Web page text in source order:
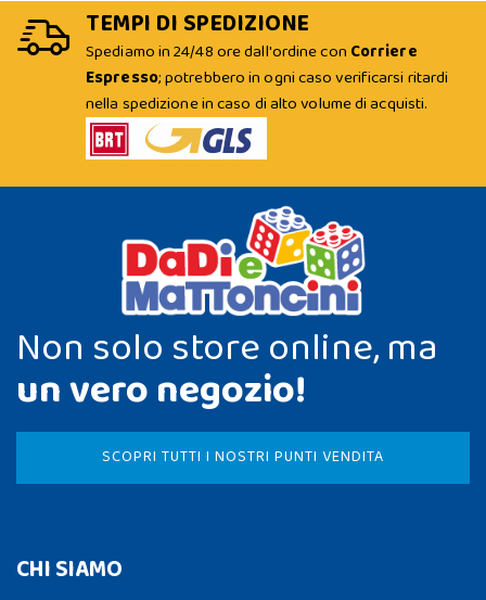
TEMPI DI SPEDIZIONE
Spediamo in 24/48 ore dall'ordine con Corriere
Espresso; potrebbero in ogni caso verificarsi ritardi
nella spedizione in caso di alto volume di acquisti.
Non solo store online, ma
un vero negozio!
SCOPRI TUTTI I NOSTRI PUNTI VENDITA
CHI SIAMO